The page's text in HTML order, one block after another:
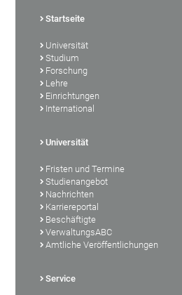
Startseite
Universität
Studium
Forschung
Lehre
Einrichtungen
International
Universität
Fristen und Termine
Studienangebot
Nachrichten
Karriereportal
Beschäftigte
VerwaltungsABC
Amtliche Veröffentlichungen
Service